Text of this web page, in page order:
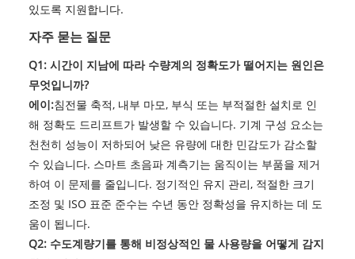
있도록 지원합니다.
자주 묻는 질문
Q1: 시간이 지남에 따라 수량계의 정확도가 떨어지는 원인은
무엇입니까?
에이:침전물 축적, 내부 마모, 부식 또는 부적절한 설치로 인
해 정확도 드리프트가 발생할 수 있습니다. 기계 구성 요소는
천천히 성능이 저하되어 낮은 유량에 대한 민감도가 감소할
수 있습니다. 스마트 초음파 계측기는 움직이는 부품을 제거
하여 이 문제를 줄입니다. 정기적인 유지 관리, 적절한 크기
조정 및 ISO 표준 준수는 수년 동안 정확성을 유지하는 데 도
움이 됩니다.
Q2: 수도계량기를 통해 비정상적인 물 사용량을 어떻게 감지